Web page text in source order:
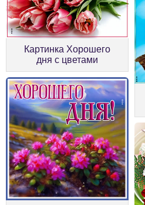
Картинка Хорошего
дня с цветами